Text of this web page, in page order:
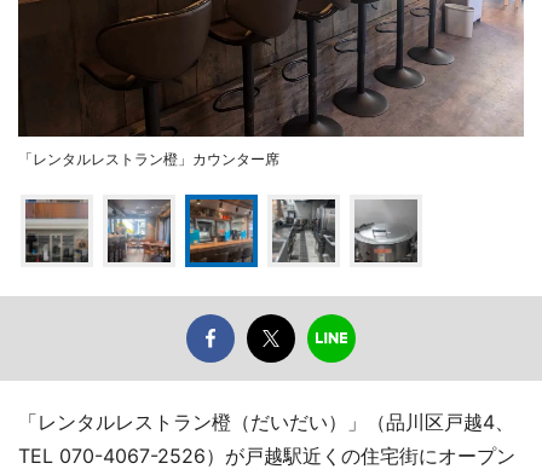
「レンタルレストラン橙」カウンター席
「レンタルレストラン橙（だいだい）」（品川区戸越4、
TEL 070-4067-2526）が戸越駅近くの住宅街にオープン